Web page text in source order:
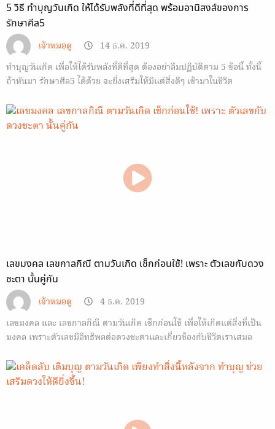
5 วิธี ทำบุญวันเกิด ให้ได้รับพลังที่ดีที่สุด พร้อมอานิสงส์ของการ
รักษาศีล5
เจ้าหมอดู
14 ธ.ค. 2019
ทำบุญวันเกิด เพื่อให้ได้รับพลังที่ดีที่สุด ต้องอย่าลืมปฏิบัติตาม 5 ข้อนี้ ทั้งนี้
ถ้าหันมา รักษาศีล5 ได้ด้วย จะยิ่งเสริมให้มีแต่สิ่งดีๆ เข้ามาในชีวิต
เลขมงคล เลขกาลกิณี ตามวันเกิด เช็กก่อนใช้! เพราะ ตัวเลขกับดวง
ชะตา นั้นคู่กัน
เจ้าหมอดู
4 ธ.ค. 2019
เลขมงคล และ เลขกาลกิณี ตามวันเกิด เช็กก่อนใช้ เพื่อให้เกิดแต่สิ่งที่เป็น
มงคล เพราะตัวเลขมีอิทธิพลต่อดวงชะตาและเกี่ยวข้องกับชีวิตเราเสมอ